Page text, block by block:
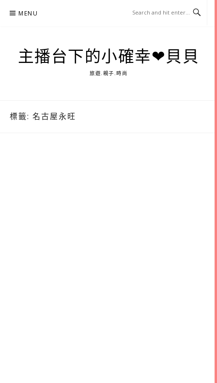
MENU
主播台下的小確幸❤貝貝
旅遊.親子.時尚
標籤: 名古屋永旺